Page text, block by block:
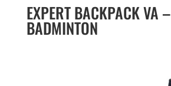
EXPERT BACKPACK VA –
BADMINTON